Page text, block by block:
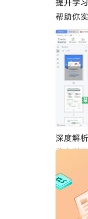
帮助你
深度解
助力学